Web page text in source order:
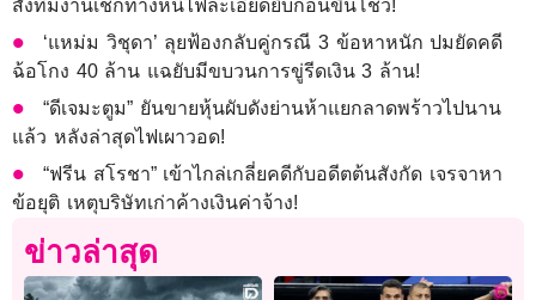
สั่งทีมงานเช็กทางหนีไฟละเอียดยิบก่อนขึ้นโชว์!
‘แหม่ม วิชุดา’ ลุยฟ้องกลับคู่กรณี 3 ข้อหาหนัก ปมยัดคดี
ฉ้อโกง 40 ล้าน แฉยับมีขบวนการขู่รีดเงิน 3 ล้าน!
“ดีเจมะตูม” ยันขายหุ้นผับดังย่านห้าแยกลาดพร้าวไปนาน
แล้ว หลังล่าสุดไฟเผาวอด!
“ฟรีน สโรชา” เข้าไกล่เกลี่ยคดีกับอดีตต้นสังกัด เจรจาหา
ข้อยุติ เหตุบริษัทเก่าค้างเงินค่าจ้าง!
ข่าวล่าสุด